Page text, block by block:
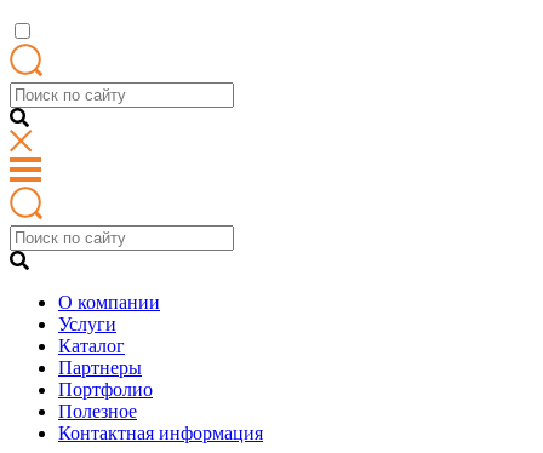
О компании
Услуги
Каталог
Партнеры
Портфолио
Полезное
Контактная информация